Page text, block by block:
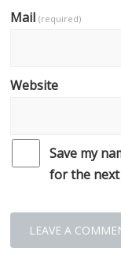
Mail(required)
Website
Save my
for the